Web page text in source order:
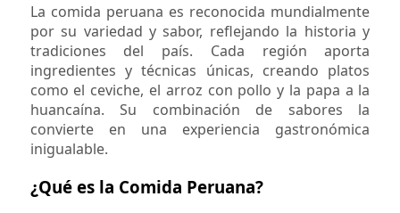
La comida peruana es reconocida mundialmente
por su variedad y sabor, reflejando la historia y
tradiciones del país. Cada región aporta
ingredientes y técnicas únicas, creando platos
como el ceviche, el arroz con pollo y la papa a la
huancaína. Su combinación de sabores la
convierte en una experiencia gastronómica
inigualable.
¿Qué es la Comida Peruana?